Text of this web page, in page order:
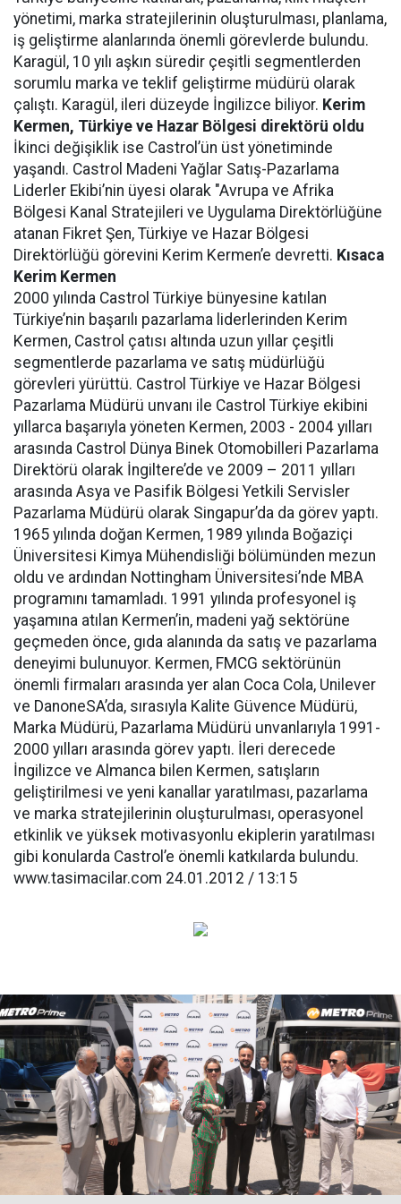
yönetimi, marka stratejilerinin oluşturulması, planlama,
iş geliştirme alanlarında önemli görevlerde bulundu.
Karagül, 10 yılı aşkın süredir çeşitli segmentlerden
sorumlu marka ve teklif geliştirme müdürü olarak
çalıştı. Karagül, ileri düzeyde İngilizce biliyor. Kerim
Kermen, Türkiye ve Hazar Bölgesi direktörü oldu
İkinci değişiklik ise Castrol’ün üst yönetiminde
yaşandı. Castrol Madeni Yağlar Satış-Pazarlama
Liderler Ekibi’nin üyesi olarak "Avrupa ve Afrika
Bölgesi Kanal Stratejileri ve Uygulama Direktörlüğüne
atanan Fikret Şen, Türkiye ve Hazar Bölgesi
Direktörlüğü görevini Kerim Kermen’e devretti. Kısaca
Kerim Kermen
2000 yılında Castrol Türkiye bünyesine katılan
Türkiye’nin başarılı pazarlama liderlerinden Kerim
Kermen, Castrol çatısı altında uzun yıllar çeşitli
segmentlerde pazarlama ve satış müdürlüğü
görevleri yürüttü. Castrol Türkiye ve Hazar Bölgesi
Pazarlama Müdürü unvanı ile Castrol Türkiye ekibini
yıllarca başarıyla yöneten Kermen, 2003 - 2004 yılları
arasında Castrol Dünya Binek Otomobilleri Pazarlama
Direktörü olarak İngiltere’de ve 2009 – 2011 yılları
arasında Asya ve Pasifik Bölgesi Yetkili Servisler
Pazarlama Müdürü olarak Singapur’da da görev yaptı.
1965 yılında doğan Kermen, 1989 yılında Boğaziçi
Üniversitesi Kimya Mühendisliği bölümünden mezun
oldu ve ardından Nottingham Üniversitesi’nde MBA
programını tamamladı. 1991 yılında profesyonel iş
yaşamına atılan Kermen’in, madeni yağ sektörüne
geçmeden önce, gıda alanında da satış ve pazarlama
deneyimi bulunuyor. Kermen, FMCG sektörünün
önemli firmaları arasında yer alan Coca Cola, Unilever
ve DanoneSA’da, sırasıyla Kalite Güvence Müdürü,
Marka Müdürü, Pazarlama Müdürü unvanlarıyla 1991-
2000 yılları arasında görev yaptı. İleri derecede
İngilizce ve Almanca bilen Kermen, satışların
geliştirilmesi ve yeni kanallar yaratılması, pazarlama
ve marka stratejilerinin oluşturulması, operasyonel
etkinlik ve yüksek motivasyonlu ekiplerin yaratılması
gibi konularda Castrol’e önemli katkılarda bulundu.
www.tasimacilar.com 24.01.2012 / 13:15